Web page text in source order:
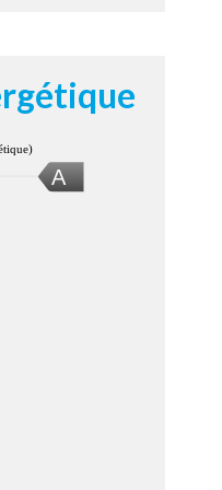
A